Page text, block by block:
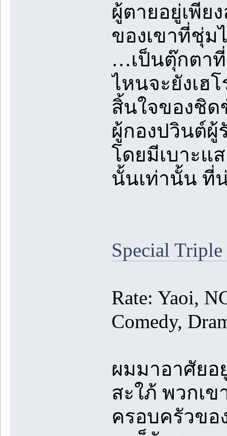
ผู้ตายอยู่เพีย
ของเขาที่ชุ่ม
…เป็นตุ๊กตา
ไหนจะยังเฮ
สิ้นใจของชิด
ผู้กองปวินต์ผู้
โดยมีเบาะแ
นั้นเท่านั้น ที่
Special
Rate: Yaoi,
Comedy,
ผมมาอาศัย
สะใภ้ พวกเ
ครอบครัวขอ